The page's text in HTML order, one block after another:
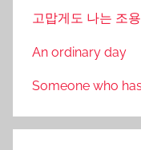
고맙게도 나는 조
An ordinary day
Someone who